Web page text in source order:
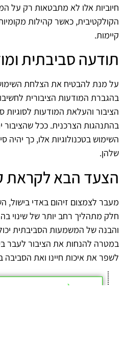
חיוביות אלו לא מתבטאות רק על
הקולקטיבית, כאשר קהילות
קיימות.
תודעה סביבתית
על מנת להבטיח את הצלחת
בהגברת המודעות הציבורית
הציבור והעלאת המודעות לסוגיות
בהתנהגות הצרכנית. ככל שהציבור
השימוש בטכנולוגיות אלו, כך יהיה
שלהן.
הצעד הבא לקראת
מעבר לצמצום זיהום באדי בישול,
חלק מתהליך רחב יותר של שינוי
והבנה של המשמעות הסביבתית
במטרה להנחות את הציבור לעבר
לשפר את איכות חיינו ואת הסביבה